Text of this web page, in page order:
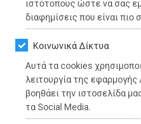
ιστότοπους ώστε να σας
διαφημίσεις που είναι πιο
Kοινωνικά Δίκτυα
Αυτά τα cookies
λειτουργία της
βοηθάει την ιστοσελίδα
τα Social Media.
OΔΗΓΟΣ
ΑΓΟΡΑΣ
ΨΙΘΥΡΟΙ
ΑΠΟΣΤΟΛΗ
ΑΡΘΡΩΝ
26-05-2025
Από τo